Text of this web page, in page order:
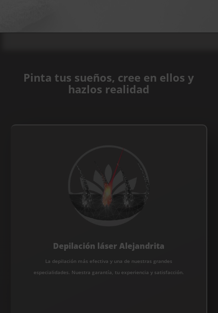
Pinta tus sueños, cree en ellos y
hazlos realidad
Depilación láser Alejandrita
La depilación más efectiva y una de nuestras grandes
especialidades. Nuestra garantía, tu experiencia y satisfacción.